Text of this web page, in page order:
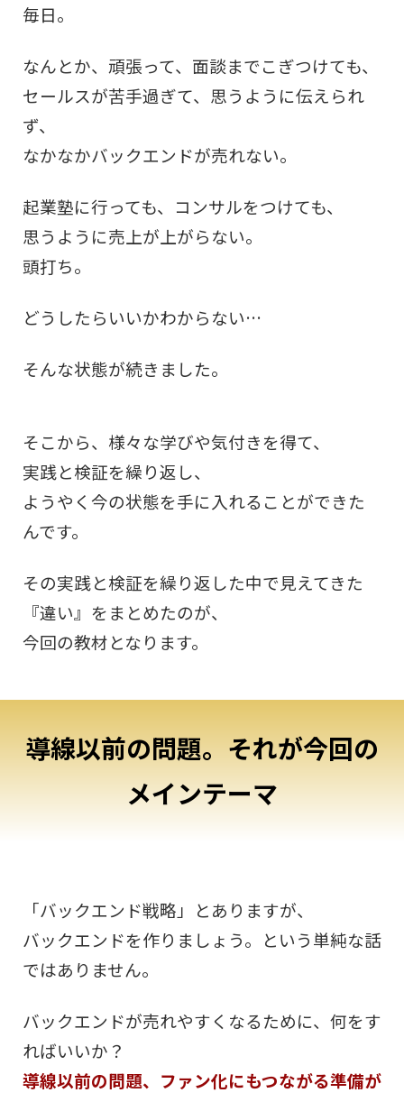
毎日。
なんとか、頑張って、面談までこぎつけても、
セールスが苦手過ぎて、思うように伝えられ
ず、
なかなかバックエンドが売れない。
起業塾に行っても、コンサルをつけても、
思うように売上が上がらない。
頭打ち。
どうしたらいいかわからない…
そんな状態が続きました。
そこから、様々な学びや気付きを得て、
実践と検証を繰り返し、
ようやく今の状態を手に入れることができた
んです。
その実践と検証を繰り返した中で見えてきた
『違い』をまとめたのが、
今回の教材となります。
導線以前の問題。それが今回の
メインテーマ
「バックエンド戦略」とありますが、
バックエンドを作りましょう。という単純な話
ではありません。
バックエンドが売れやすくなるために、何をす
ればいいか？
導線以前の問題、ファン化にもつながる準備が